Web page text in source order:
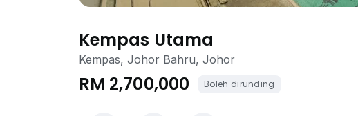
Kempas Utama
Kempas, Johor Bahru, Johor
RM 2,700,000 Boleh dirunding